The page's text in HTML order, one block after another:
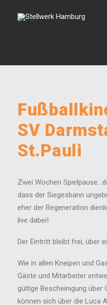
VERMIETUNG
BOOKING
VEREIN
SEARCH
SV
St.Pauli
Zwei Wochen
dass der Siegesbann
eher der Regeneration
live dabei!
Der Eintritt bleibt frei, über
Wie in allen Kneipen und
Gäste und Mitarbeiter
gültige Bescheinigung über
können sich über die Luca